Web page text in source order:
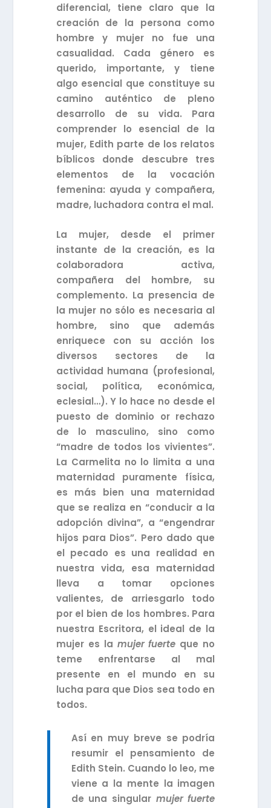
diferencial, tiene claro que la
creación de la persona como
hombre y mujer no fue una
casualidad. Cada género es
querido, importante, y tiene
algo esencial que constituye su
camino auténtico de pleno
desarrollo de su vida. Para
comprender lo esencial de la
mujer, Edith parte de los relatos
bíblicos donde descubre tres
elementos de la vocación
femenina: ayuda y compañera,
madre, luchadora contra el mal.
La mujer, desde el primer
instante de la creación, es la
colaboradora activa,
compañera del hombre, su
complemento. La presencia de
la mujer no sólo es necesaria al
hombre, sino que además
enriquece con su acción los
diversos sectores de la
actividad humana (profesional,
social, política, económica,
eclesial…). Y lo hace no desde el
puesto de dominio or rechazo
de lo masculino, sino como
“madre de todos los vivientes”.
La Carmelita no lo limita a una
maternidad puramente física,
es más bien una maternidad
que se realiza en “conducir a la
adopción divina”, a “engendrar
hijos para Dios”. Pero dado que
el pecado es una realidad en
nuestra vida, esa maternidad
lleva a tomar opciones
valientes, de arriesgarlo todo
por el bien de los hombres. Para
nuestra Escritora, el ideal de la
mujer es la mujer fuerte que no
teme enfrentarse al mal
presente en el mundo en su
lucha para que Dios sea todo en
todos.
Así en muy breve se podría
resumir el pensamiento de
Edith Stein. Cuando lo leo, me
viene a la mente la imagen
de una singular mujer fuerte